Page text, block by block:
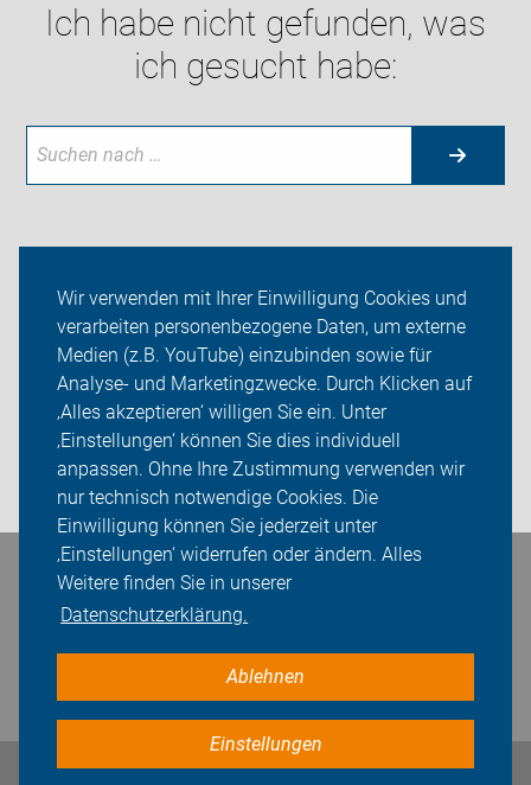
Wir verwenden mit Ihrer Einwilligung Cookies und
verarbeiten personenbezogene Daten, um externe
Medien (z.B. YouTube) einzubinden sowie für
Analyse- und Marketingzwecke. Durch Klicken auf
‚Alles akzeptieren‘ willigen Sie ein. Unter
‚Einstellungen‘ können Sie dies individuell
anpassen. Ohne Ihre Zustimmung verwenden wir
nur technisch notwendige Cookies. Die
Einwilligung können Sie jederzeit unter
‚Einstellungen‘ widerrufen oder ändern. Alles
Weitere finden Sie in unserer
Datenschutzerklärung.
Ablehnen
Einstellungen
Ich habe nicht gefunden, was
ich gesucht habe:
ADFC Südwestpfalz
Sei dabei
Presse
Login
Bleiben Sie in Kontakt